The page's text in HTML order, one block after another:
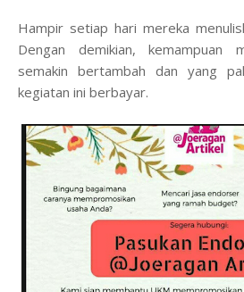
Hampir setiap hari mereka
Dengan demikian, kemampuan
semakin bertambah dan yang
kegiatan ini berbayar.